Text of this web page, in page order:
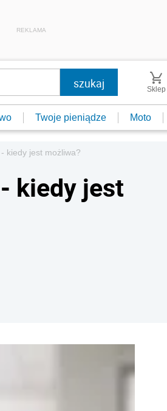
REKLAMA
Sklep
Twoje pieniądze Moto
kiedy jest możliwa?
kiedy jest